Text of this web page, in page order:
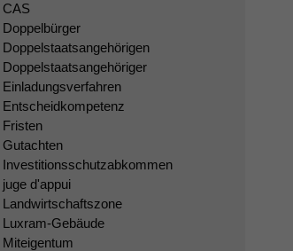
CAS
Doppelbürger
Doppelstaatsangehörigen
Doppelstaatsangehöriger
Einladungsverfahren
Entscheidkompetenz
Fristen
Gutachten
Investitionsschutzabkommen
juge d'appui
Landwirtschaftszone
Luxram-Gebäude
Miteigentum